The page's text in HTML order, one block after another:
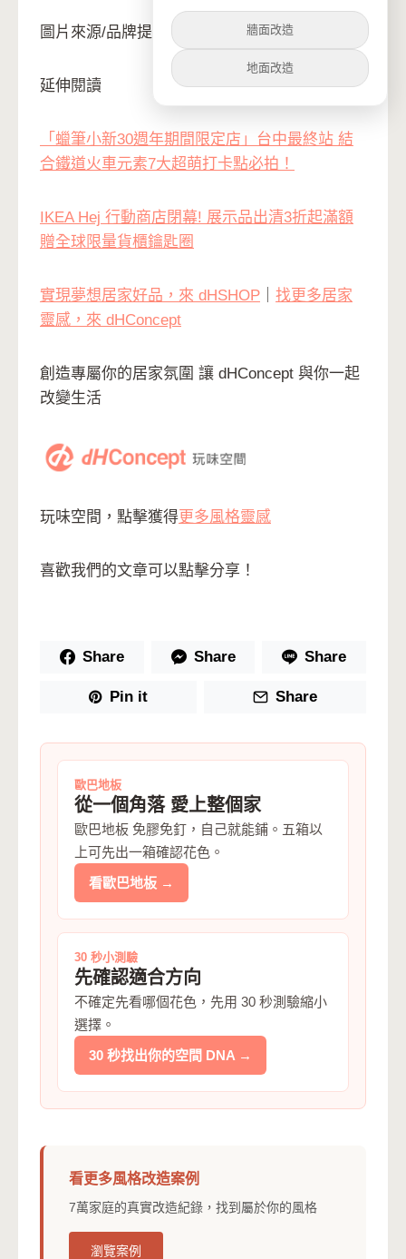
圖片來源/品牌提供
延伸閱讀
「蠟筆小新30週年期間限定店」台中最終站 結
合鐵道火車元素7大超萌打卡點必拍！
IKEA Hej 行動商店閉幕! 展示品出清3折起滿額
贈全球限量貨櫃鑰匙圈
實現夢想居家好品，來 dHSHOP
找更多居家
靈感，來 dHConcept
創造專屬你的居家氛圍 讓 dHConcept 與你一起
改變生活
玩味空間，點擊獲得更多風格靈感
喜歡我們的文章可以點擊分享！
Share Share Share
Pin it Share
歐巴地板
從一個角落 愛上整個家
歐巴地板 免膠免釘，自己就能鋪。五箱以
上可先出一箱確認花色。
看歐巴地板 →
30 秒小測驗
先確認適合方向
不確定先看哪個花色，先用 30 秒測驗縮小
選擇。
30 秒找出你的空間 DNA →
看更多風格改造案例
7萬家庭的真實改造紀錄，找到屬於你的風格
瀏覽案例
牆面改造
地面改造